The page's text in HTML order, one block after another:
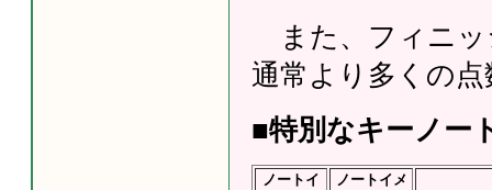
また、フィニッ
通常より多くの
■特別なキーノー
ノートイ
ノートイメ